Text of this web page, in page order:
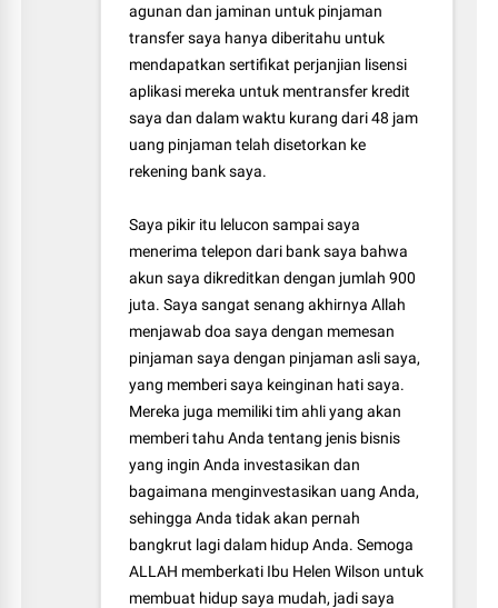
agunan dan jaminan untuk pinjaman
transfer saya hanya diberitahu untuk
mendapatkan sertifikat perjanjian lisensi
aplikasi mereka untuk mentransfer kredit
saya dan dalam waktu kurang dari 48 jam
uang pinjaman telah disetorkan ke
rekening bank saya.
Saya pikir itu lelucon sampai saya
menerima telepon dari bank saya bahwa
akun saya dikreditkan dengan jumlah 900
juta. Saya sangat senang akhirnya Allah
menjawab doa saya dengan memesan
pinjaman saya dengan pinjaman asli saya,
yang memberi saya keinginan hati saya.
Mereka juga memiliki tim ahli yang akan
memberi tahu Anda tentang jenis bisnis
yang ingin Anda investasikan dan
bagaimana menginvestasikan uang Anda,
sehingga Anda tidak akan pernah
bangkrut lagi dalam hidup Anda. Semoga
ALLAH memberkati Ibu Helen Wilson untuk
membuat hidup saya mudah, jadi saya